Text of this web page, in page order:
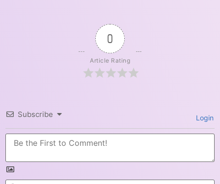
0
Article Rating
Subscribe Login